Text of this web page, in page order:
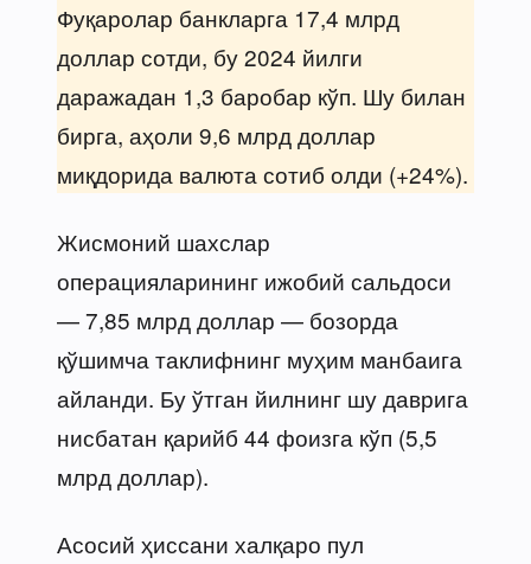
Фуқаролар банкларга 17,4 млрд
доллар сотди, бу 2024 йилги
даражадан 1,3 баробар кўп. Шу билан
бирга, аҳоли 9,6 млрд доллар
миқдорида валюта сотиб олди (+24%).
Жисмоний шахслар
операцияларининг ижобий сальдоси
— 7,85 млрд доллар — бозорда
қўшимча таклифнинг муҳим манбаига
айланди. Бу ўтган йилнинг шу даврига
нисбатан қарийб 44 фоизга кўп (5,5
млрд доллар).
Асосий ҳиссани халқаро пул